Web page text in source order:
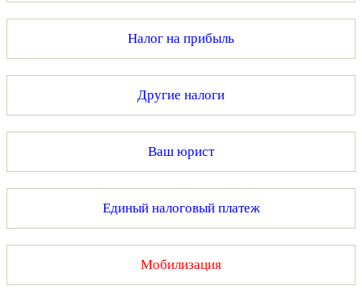
Налог на прибыль
Другие налоги
Ваш юрист
Единый налоговый платеж
Мобилизация